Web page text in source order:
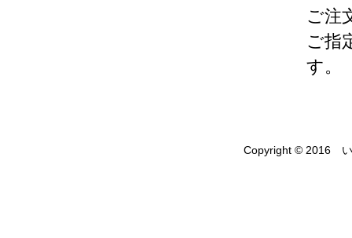
ご注
ご指
す。
Copyright © 2016